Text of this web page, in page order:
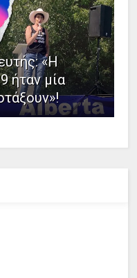
«Η
ήταν μία